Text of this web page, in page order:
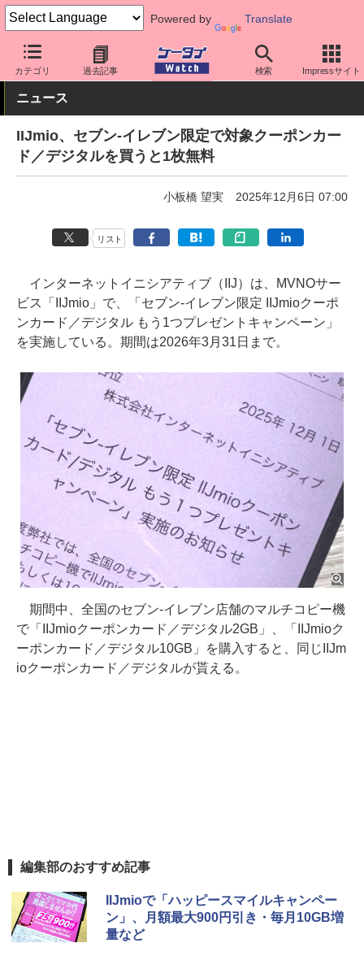
Powered by Translate
カテゴリ 過去記事 検索 Impressサイト
ケータイ Watch 格安スマホ/格安SIM 格安SIM/MVNO IIJ
ニュース
IIJmio、セブン-イレブン限定で対象クーポンカー
ド／デジタルを買うと1枚無料
小板橋 望実 2025年12月6日 07:00
リスト
インターネットイニシアティブ（IIJ）は、MVNOサー
ビス「IIJmio」で、「セブン-イレブン限定 IIJmioクーポ
ンカード／デジタル もう1つプレゼントキャンペーン」
を実施している。期間は2026年3月31日まで。
期間中、全国のセブン-イレブン店舗のマルチコピー機
で「IIJmioクーポンカード／デジタル2GB」、「IIJmioク
ーポンカード／デジタル10GB」を購入すると、同じIIJm
ioクーポンカード／デジタルが貰える。
編集部のおすすめ記事
IIJmioで「ハッピースマイルキャンペー
ン」、月額最大900円引き・毎月10GB増
量など